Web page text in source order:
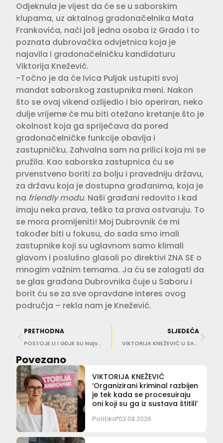
Odjeknula je vijest da će se u saborskim
klupama, uz aktalnog gradonačelnika Mata
Frankovića, naći još jedna osoba iz Grada i to
poznata dubrovačka odvjetnica koja je
najavila i gradonačelničku kandidaturu
Viktorija Knežević.
-Točno je da će Ivica Puljak ustupiti svoj
mandat saborskog zastupnika meni. Nakon
što se ovaj vikend ozlijedio i bio operiran, neko
dulje vrijeme će mu biti otežano kretanje što je
okolnost koja ga spriječava da pored
gradonačelničke funkcije obavlja i
zastupničku. Zahvalna sam na prilici koja mi se
pružila. Kao saborska zastupnica ću se
prvenstveno boriti za bolju i pravedniju državu,
za državu koja je dostupna građanima, koja je
na friendly modu. Naši građani redovito i kad
imaju neka prava, teško ta prava ostvaruju. To
se mora promijeniti! Moj Dubrovnik će mi
također biti u fokusu, do sada smo imali
zastupnike koji su uglavnom samo klimali
glavom i poslušno glasali po direktivi ZNA SE o
mnogim važnim temama. Ja ću se zalagati da
se glas građana Dubrovnika čuje u Saboru i
borit ću se za sve opravdane interes ovog
područja – rekla nam je Knežević.
PRETHODNA
POSTOJE LI I GDJE SU Najveći izazov studije prihvatnog kapaciteta bili su podatci
SLJEDEĆA
VIKTORIJA KNEŽEVIĆ U SABORU ĆE VOLONTIRATI Neću primati plaću, tako sam odabrala!
Povezano
VIKTORIJA KNEŽEVIĆ
‘Organizirani kriminal razbijen
je tek kada se procesuiraju
oni koji su ga iz sustava štitili’
Politika 03.08.2026